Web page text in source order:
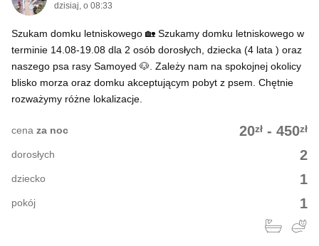
dzisiaj, o 08:33
Szukam domku letniskowego 🏡 Szukamy domku letniskowego w
terminie 14.08-19.08 dla 2 osób dorosłych, dziecka (4 lata ) oraz
naszego psa rasy Samoyed 🐶. Zależy nam na spokojnej okolicy
blisko morza oraz domku akceptującym pobyt z psem. Chętnie
rozważymy różne lokalizacje.
20zł - 450zł
cena za noc
2
dorosłych
1
dziecko
1
pokój